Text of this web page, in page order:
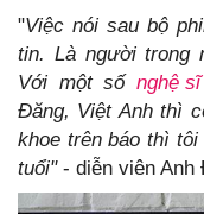
"Việc nói sau bộ
tin. Là người trong
Với một số nghệ sĩ
Đăng, Việt Anh thì
khoe trên báo thì
tuổi"- diễn viên Anh